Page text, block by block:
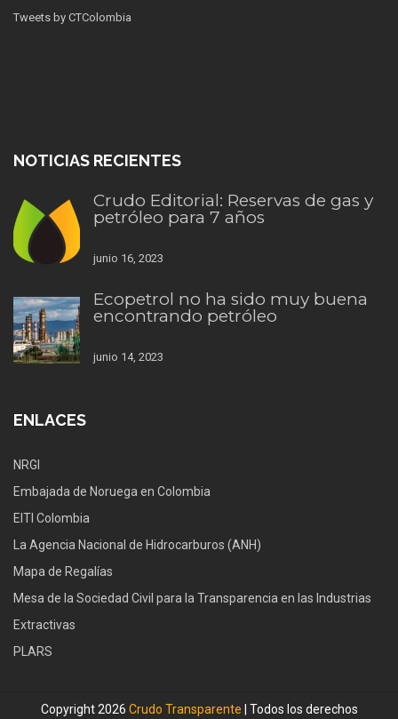
Tweets by CTColombia
NOTICIAS RECIENTES
Crudo Editorial: Reservas de gas y
petróleo para 7 años
junio 16, 2023
Ecopetrol no ha sido muy buena
encontrando petróleo
junio 14, 2023
ENLACES
NRGI
Embajada de Noruega en Colombia
EITI Colombia
La Agencia Nacional de Hidrocarburos (ANH)
Mapa de Regalías
Mesa de la Sociedad Civil para la Transparencia en las Industrias
Extractivas
PLARS
Copyright 2026 Crudo Transparente | Todos los derechos